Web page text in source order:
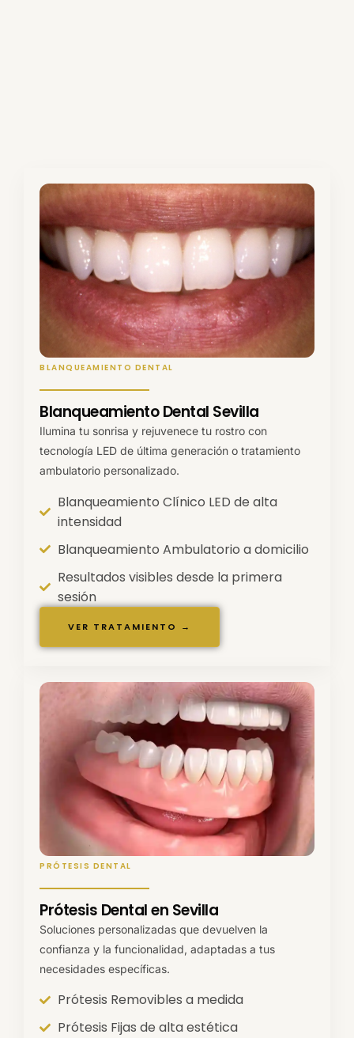
BLANQUEAMIENTO DENTAL
Blanqueamiento Dental Sevilla
Ilumina tu sonrisa y rejuvenece tu rostro con
tecnología LED de última generación o tratamiento
ambulatorio personalizado.
Blanqueamiento Clínico LED de alta
intensidad
Blanqueamiento Ambulatorio a domicilio
Resultados visibles desde la primera
sesión
VER TRATAMIENTO →
PRÓTESIS DENTAL
Prótesis Dental en Sevilla
Soluciones personalizadas que devuelven la
confianza y la funcionalidad, adaptadas a tus
necesidades específicas.
Prótesis Removibles a medida
Prótesis Fijas de alta estética